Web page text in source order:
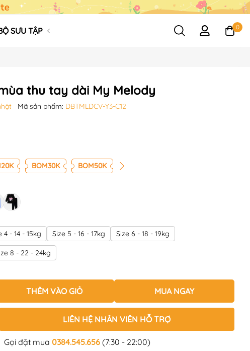
SƯU TẬP 0
thu tay dài My Melody
Mã sản phẩm: DBTMLDCV-Y3-C12
BOM30K BOM50K
4 - 14 - 15kg Size 5 - 16 - 17kg Size 6 - 18 - 19kg
8 - 22 - 24kg
THÊM VÀO GIỎ MUA NGAY
LIÊN HỆ NHÂN VIÊN HỖ TRỢ
Gọi đặt mua 0384.545.656 (7:30 - 22:00)